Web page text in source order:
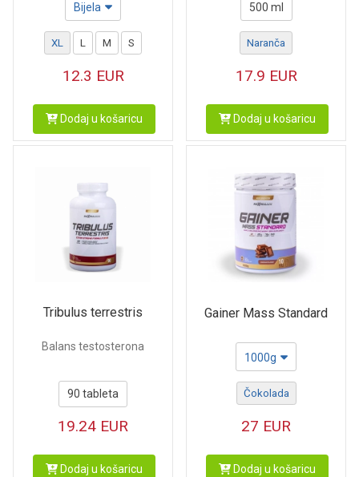
Bijela
XL L M S
12.3 EUR
Dodaj u košaricu
500 ml
Naranča
17.9 EUR
Dodaj u košaricu
Tribulus terrestris
Balans testosterona
90 tableta
19.24 EUR
Dodaj u košaricu
Gainer Mass Standard
1000g
Čokolada
27 EUR
Dodaj u košaricu